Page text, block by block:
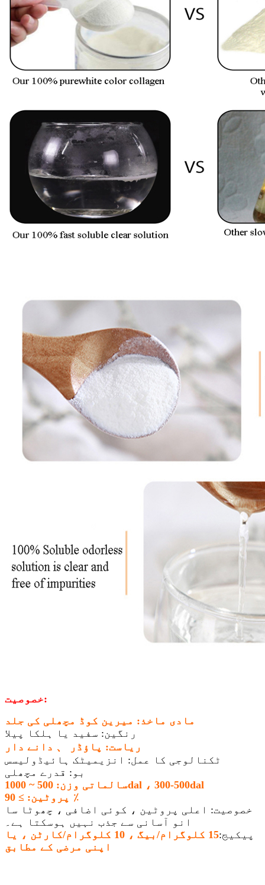
خصوصیت:
مادی ماخذ: میرین کوڈ مچھلی کی جلد
رنگین: سفید یا ہلکا پیلا
ریاست: پاؤڈر 、 دانے دار
ٹکنالوجی کا عمل: انزیمیٹک ہائیڈولیسس
بو: قدرے مچھلی
سالماتی وزن: 500 ~ 1000dal ، 300-500dal
پروٹین: ≥ 90 ٪
خصوصیت: اعلی پروٹین ، کوئی اضافی ، چھوٹا سا
انو آسانی سے جذب نہیں ہوسکتا ہے۔
پیکیج:
15 کلوگرام/بیگ ، 10 کلوگرام/کارٹن ، یا
اپنی مرضی کے مطابق